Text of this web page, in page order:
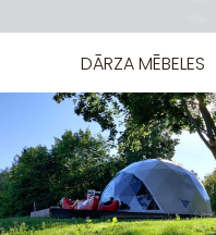
DĀRZA MĒBELES